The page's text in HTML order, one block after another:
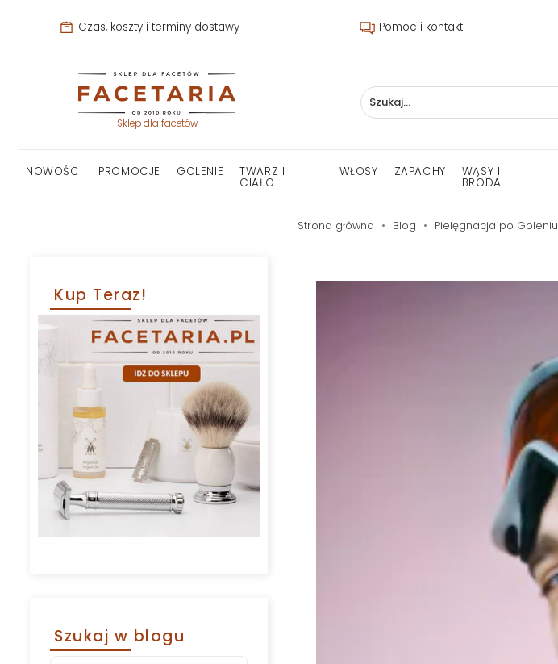
Czas, koszty i terminy dostawy Pomoc i kontakt
Sklep dla facetów
NOWOŚCI PROMOCJE GOLENIE TWARZ I
CIAŁO
WŁOSY ZAPACHY WĄSY I
BRODA
Strona główna Blog Pielęgnacja po Goleniu
Kup Teraz!
Szukaj w blogu